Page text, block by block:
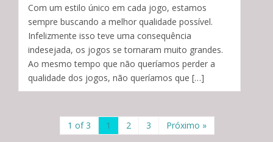
Com um estilo único em cada jogo, estamos
sempre buscando a melhor qualidade possível.
Infelizmente isso teve uma consequência
indesejada, os jogos se tornaram muito grandes.
Ao mesmo tempo que não queríamos perder a
qualidade dos jogos, não queríamos que […]
1 of 3 1 2 3 Próximo »